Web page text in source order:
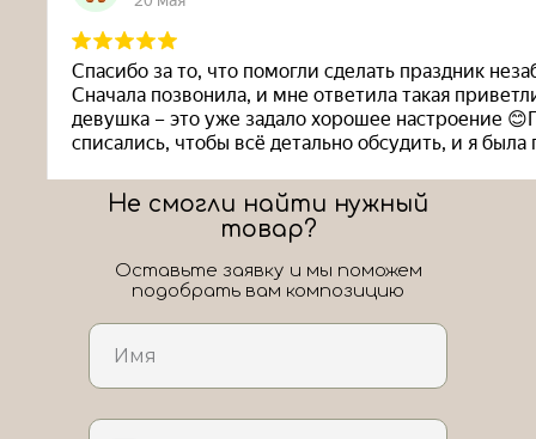
ЛоШАРик на карте Новороссийска — Яндекс Карты
Не смогли найти нужный
товар?
Оставьте заявку и мы поможем
подобрать вам композицию